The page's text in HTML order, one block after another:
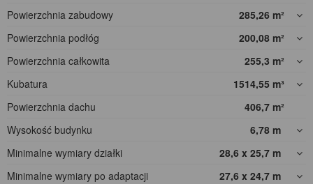
Powierzchnia zabudowy
285,26 m²
Powierzchnia podłóg
200,08 m²
Powierzchnia całkowita
255,3 m²
Kubatura
1514,55 m³
Powierzchnia dachu
406,7 m²
Wysokość budynku
6,78 m
Minimalne wymiary działki
28,6 x 25,7 m
Minimalne wymiary po adaptacji
27,6 x 24,7 m